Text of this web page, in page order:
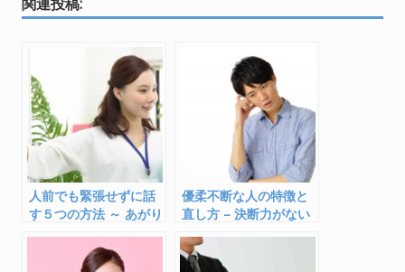
e
o
k
itt
er
e
n
a
e
人前でも緊張せずに話
す５つの方法 ～ あがり
優柔不断な人の特徴と
直し方 – 決断力がない